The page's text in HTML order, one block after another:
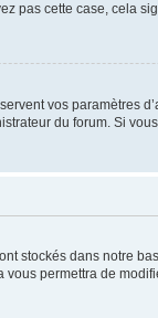
pas cette case, cela
vos paramètres
du forum. Si
stockés dans notre
permettra de